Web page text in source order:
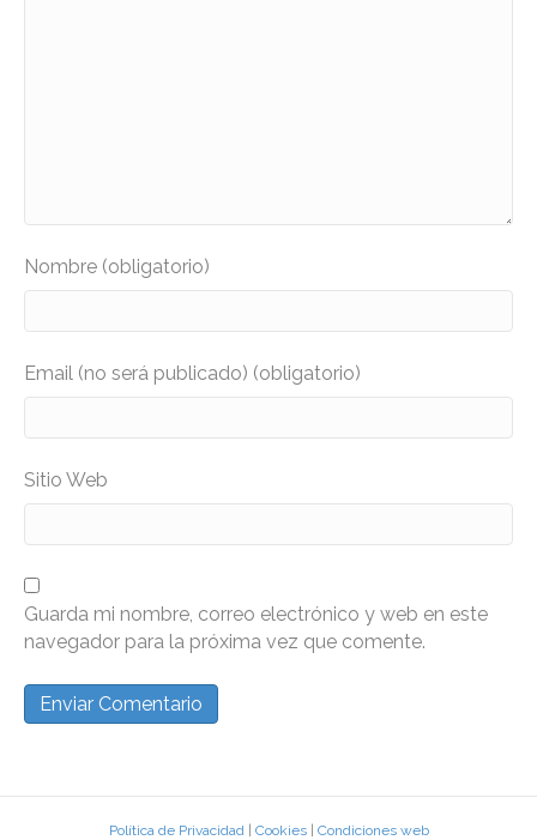
Nombre (obligatorio)
Email (no será publicado) (obligatorio)
Sitio Web
Guarda mi nombre, correo electrónico y web en este
navegador para la próxima vez que comente.
Política de Privacidad | Cookies| Condiciones web